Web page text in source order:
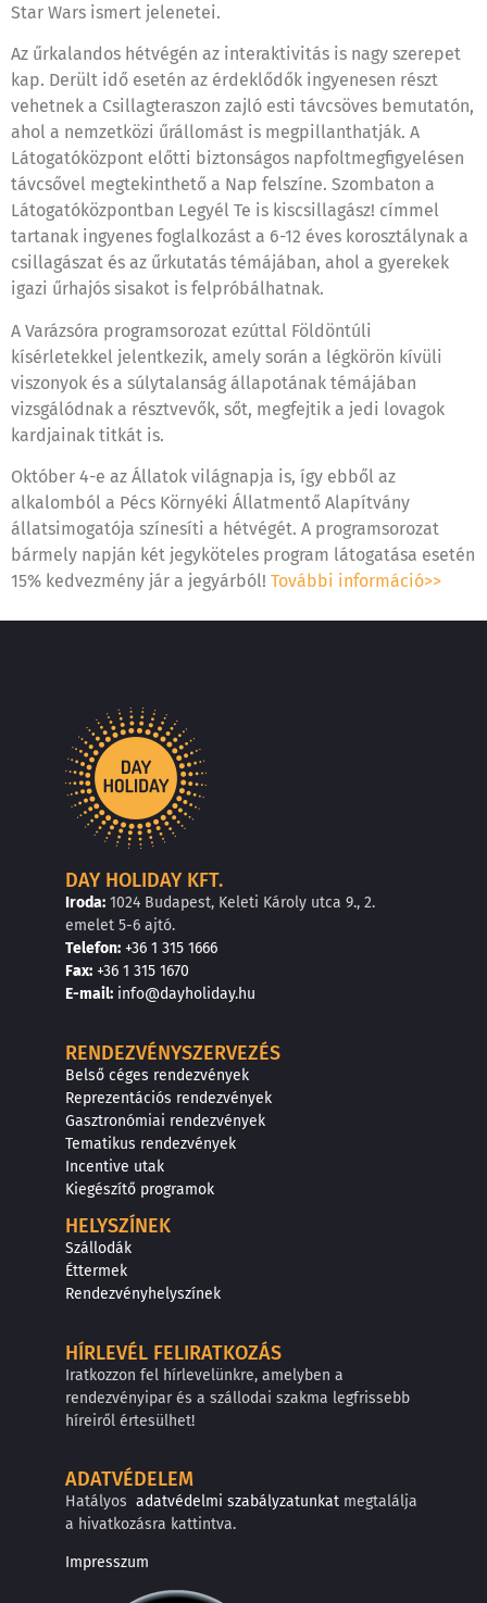
Star Wars ismert jelenetei.
Az űrkalandos hétvégén az interaktivitás is nagy szerepet
kap. Derült idő esetén az érdeklődők ingyenesen részt
vehetnek a Csillagteraszon zajló esti távcsöves bemutatón,
ahol a nemzetközi űrállomást is megpillanthatják. A
Látogatóközpont előtti biztonságos napfoltmegfigyelésen
távcsővel megtekinthető a Nap felszíne. Szombaton a
Látogatóközpontban Legyél Te is kiscsillagász! címmel
tartanak ingyenes foglalkozást a 6-12 éves korosztálynak a
csillagászat és az űrkutatás témájában, ahol a gyerekek
igazi űrhajós sisakot is felpróbálhatnak.
A Varázsóra programsorozat ezúttal Földöntúli
kísérletekkel jelentkezik, amely során a légkörön kívüli
viszonyok és a súlytalanság állapotának témájában
vizsgálódnak a résztvevők, sőt, megfejtik a jedi lovagok
kardjainak titkát is.
Október 4-e az Állatok világnapja is, így ebből az
alkalomból a Pécs Környéki Állatmentő Alapítvány
állatsimogatója színesíti a hétvégét. A programsorozat
bármely napján két jegyköteles program látogatása esetén
15% kedvezmény jár a jegyárból! További információ>>
DAY HOLIDAY KFT.
Iroda: 1024 Budapest, Keleti Károly utca 9., 2.
emelet 5-6 ajtó.
Telefon: +36 1 315 1666
Fax: +36 1 315 1670
E-mail: info@dayholiday.hu
RENDEZVÉNYSZERVEZÉS
Belső céges rendezvények
Reprezentációs rendezvények
Gasztronómiai rendezvények
Tematikus rendezvények
Incentive utak
Kiegészítő programok
HELYSZÍNEK
Szállodák
Éttermek
Rendezvényhelyszínek
HÍRLEVÉL FELIRATKOZÁS
Iratkozzon fel hírlevelünkre, amelyben a
rendezvényipar és a szállodai szakma legfrissebb
híreiről értesülhet!
ADATVÉDELEM
Hatályos adatvédelmi szabályzatunkat megtalálja
a hivatkozásra kattintva.
Impresszum